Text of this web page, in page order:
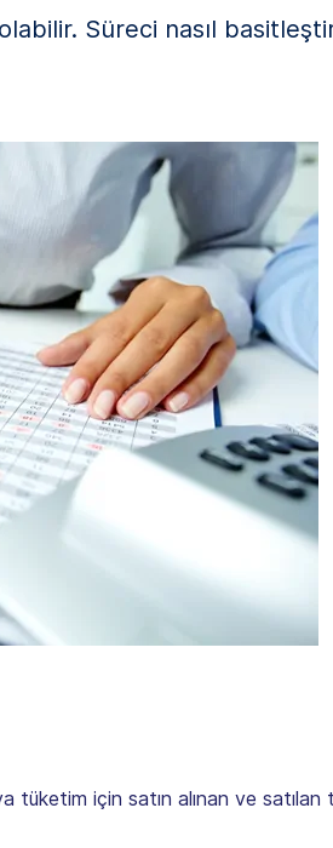
Süreci nasıl
tüketim için satın alınan ve